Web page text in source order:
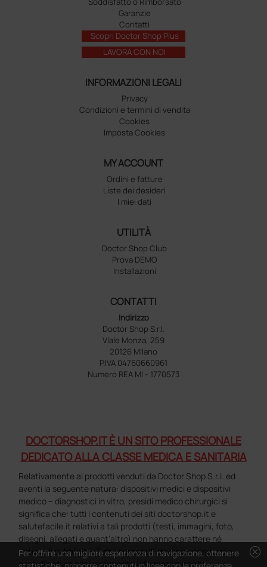
Garanzie
Contatti
Scopri Doctor Shop Plus
LAVORA CON NOI
INFORMAZIONI LEGALI
Privacy
Condizioni e termini di vendita
Cookies
Imposta Cookies
MY ACCOUNT
Ordini e fatture
Liste dei desideri
I miei dati
UTILITÀ
Doctor Shop Club
Prova DEMO
Installazioni
CONTATTI
Indirizzo
Doctor Shop S.r.l.
Viale Monza, 259
20126 Milano
P.IVA 04760660961
Numero REA MI - 1770573
DOCTORSHOP.IT È UN SITO PROFESSIONALE
DEDICATO ALLA CLASSE MEDICA E SANITARIA
Relativamente ai prodotti venduti da Doctor Shop S.r.l. ed
aventi la seguente natura: dispositivi medici e dispositivi
medico – diagnostici in vitro, presidi medico chirurgici si
significa che: tutti i contenuti dei siti doctorshop.it e
salutefacile.it relativi a tali prodotti (testi, immagini, foto,
disegni, allegati e quant’altro) non hanno carattere né
natura di pubblicità. Tutti i contenuti devono intendersi e
sono di natura esclusivamente informativa e volti
cancel
Per offrire una migliore esperienza di navigazione, ottenere